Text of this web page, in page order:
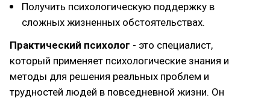
Получить психологическую поддержку в
сложных жизненных обстоятельствах.
Практический психолог - это специалист,
который применяет психологические знания и
методы для решения реальных проблем и
трудностей людей в повседневной жизни. Он